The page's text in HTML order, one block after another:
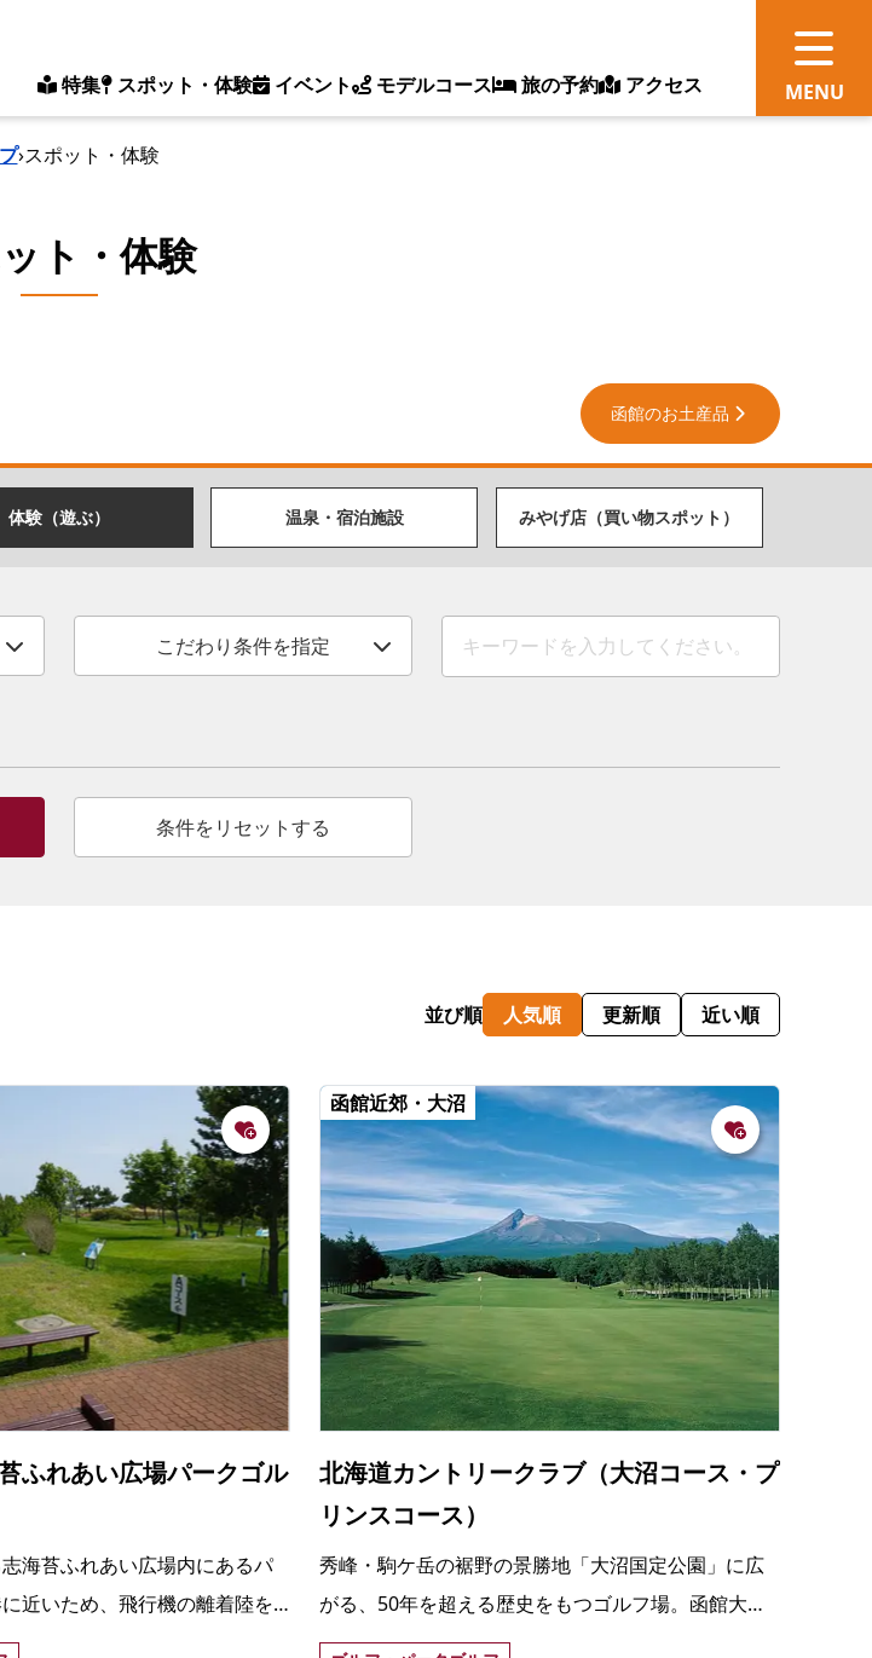
特集 スポット・体験 イベント モデルコース 旅の予約 アクセス
›スポット・体験
ト・体験
函館のお土産品
体験（遊ぶ） 温泉・宿泊施設 みやげ店（買い物スポット）
こだわり条件を指定
条件をリセットする
並び順 人気順 更新順 近い順
ふれあい広場パークゴル
海苔ふれあい広場内にあるパ
近いため、飛行機の離着陸を
しめる。
函館近郊・大沼
北海道カントリークラブ（大沼コース・プ
リンスコース）
秀峰・駒ケ岳の裾野の景勝地「大沼国定公園」に広
がる、50年を超える歴史をもつゴルフ場。函館大沼
プリンスホテルに滞在しながら、北海道らしいゴル